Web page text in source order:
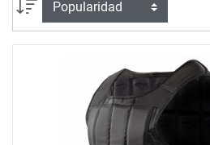
Ordenar por